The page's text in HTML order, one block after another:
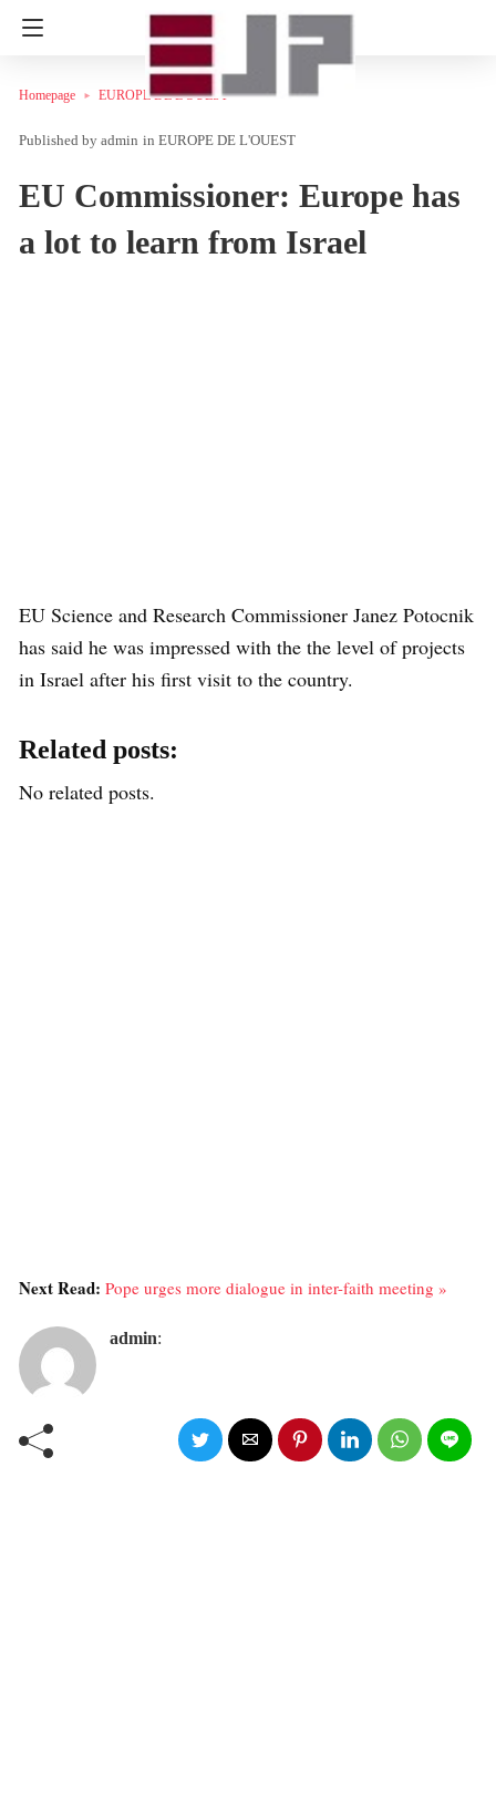
Homepage EUROPE DE L'OUEST
admin in EUROPE DE L'OUEST
EU Commissioner: Europe has
a lot to learn from Israel
EU Science and Research Commissioner Janez Potocnik
has said he was impressed with the the level of projects
in Israel after his first visit to the country.
Related posts:
No related posts.
Next Read: Pope urges more dialogue in inter-faith meeting »
admin: